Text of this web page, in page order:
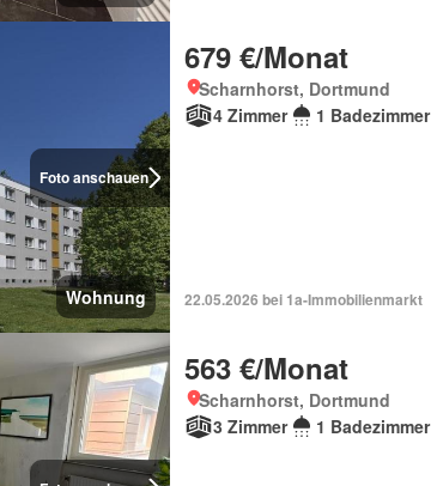
Foto anschauen
Wohnung
679 €/Monat
Scharnhorst, Dortmund
4 Zimmer
1 Badezimmer
22.05.2026 bei 1a-Immobilienmarkt
563 €/Monat
Scharnhorst, Dortmund
3 Zimmer
1 Badezimmer